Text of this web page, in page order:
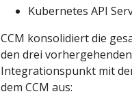
Kubernetes API
CCM konsolidiert die
den drei
Integrationspunkt mit
dem CCM aus: